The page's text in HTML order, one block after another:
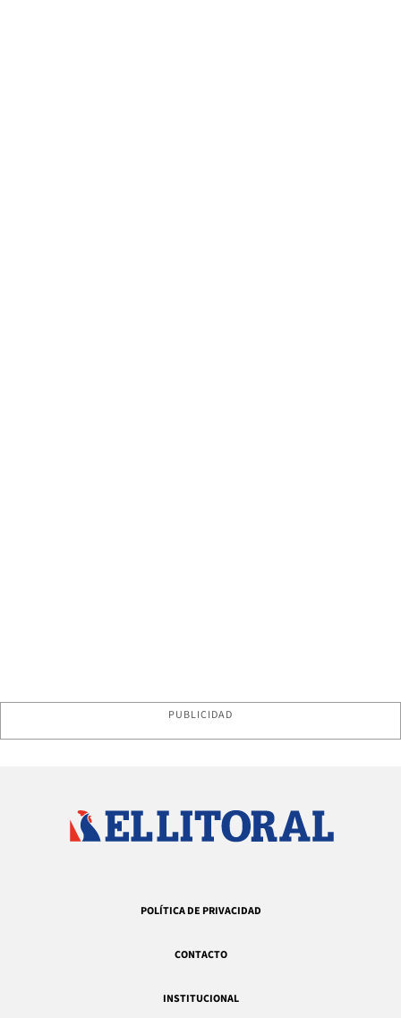
PUBLICIDAD
POLÍTICA DE PRIVACIDAD
CONTACTO
INSTITUCIONAL